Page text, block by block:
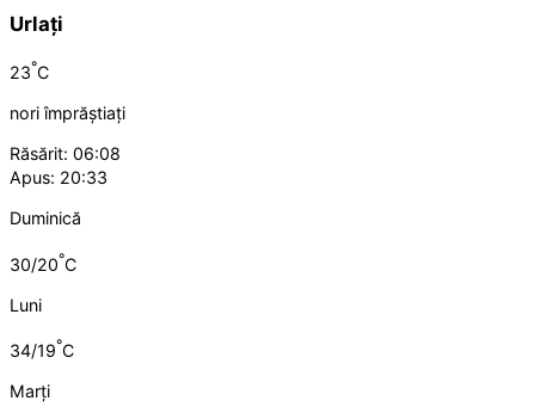
Urlați
23°C
nori împrăștiați
Răsărit: 06:08
Apus: 20:33
Duminică
30/20°C
Luni
34/19°C
Marți